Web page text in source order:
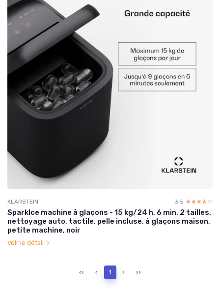
KLARSTEIN 3.5 ☆☆☆☆☆
★★★★★
SparkIce machine à glaçons - 15 kg/24 h, 6 min, 2 tailles,
nettoyage auto, tactile, pelle incluse, à glaçons maison,
petite machine, noir
Voir le détail
‹‹ ‹ 1 › ››